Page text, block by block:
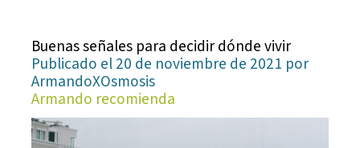
Buenas señales para decidir dónde vivir
Publicado el 20 de noviembre de 2021 por
ArmandoXOsmosis
Armando recomienda